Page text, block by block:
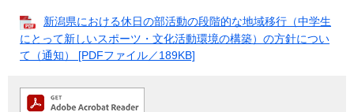
新潟県における休日の部活動の段階的な地域移行（中学生
にとって新しいスポーツ・文化活動環境の構築）の方針につい
て（通知） [PDFファイル／189KB]